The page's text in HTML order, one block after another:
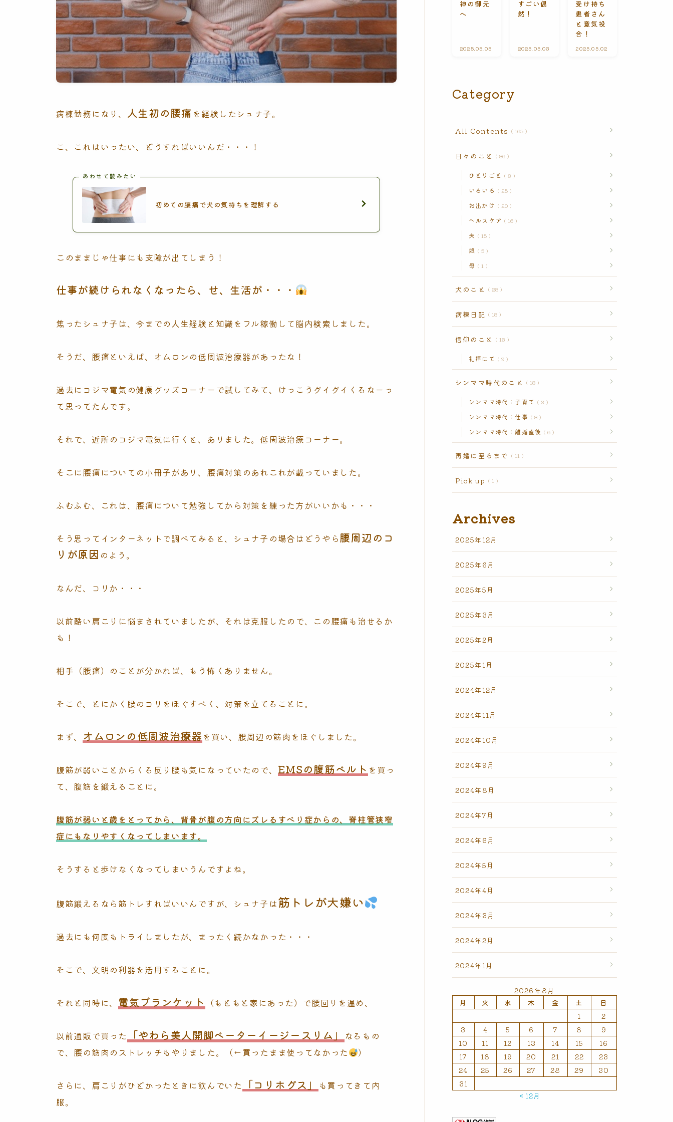
病棟勤務になり、 人生初の腰痛 を経験したシュナ子。
こ、これはいったい、どうすればいいんだ・・・！
あわせて読みたい
初めての腰痛で犬の気持ちを理解する
このままじゃ仕事にも支障が出てしまう！
仕事が続けられなくなったら、せ、生活が・・・
焦ったシュナ子は、今までの人生経験と知識をフル稼働して脳内検索しました。
そうだ、腰痛といえば、オムロンの低周波治療器があったな！
過去にコジマ電気の健康グッズコーナーで試してみて、けっこうグイグイくるなーっ
て思ってたんです。
それで、近所のコジマ電気に行くと、ありました。低周波治療コーナー。
そこに腰痛についての小冊子があり、腰痛対策のあれこれが載っていました。
ふむふむ、これは、腰痛について勉強してから対策を練った方がいいかも・・・
そう思ってインターネットで調べてみると、シュナ子の場合はどうやら腰周辺のコ
リが原因 のよう。
なんだ、コリか・・・
以前酷い肩こりに悩まされていましたが、それは克服したので、この腰痛も治せるか
も！
相手（腰痛）のことが分かれば、もう怖くありません。
そこで、とにかく腰のコリをほぐすべく、対策を立てることに。
まず、 オムロンの低周波治療器 を買い、腰周辺の筋肉をほぐしました。
腹筋が弱いことからくる反り腰も気になっていたので、 EMSの腹筋ベルト を買っ
て、腹筋を鍛えることに。
腹筋が弱いと歳をとってから、背骨が腹の方向にズレるすべり症からの、脊柱管狭窄
症にもなりやすくなってしまいます。
そうすると歩けなくなってしまいうんですよね。
腹筋鍛えるなら筋トレすればいいんですが、シュナ子は筋トレが大嫌い
過去にも何度もトライしましたが、まったく続かなかった・・・
そこで、文明の利器を活用することに。
それと同時に、 電気ブランケット （もともと家にあった）で腰回りを温め、
以前通販で買った 「やわら美人開脚ベーターイージースリム」
なるもの
で、腰の筋肉のストレッチもやりました。（←買ったまま使ってなかった
）
さらに、肩こりがひどかったときに飲んでいた 「コリホグス」
も買ってきて内
服。
神の御元
へ
2025.05.05
t
e
すごい偶
然！
2025.05.03
受け持ち
患者さん
と意気投
合！
2025.05.02
Category
All Contents 165
日々のこと 86
ひとりごと 3
いろいろ 25
お出かけ 20
ヘルスケア 16
夫 15
娘 5
母 1
犬のこと 28
病棟日記 18
信仰のこと 13
礼拝にて 9
シンママ時代のこと 18
シンママ時代：子育て 3
シンママ時代：仕事 8
シンママ時代：離婚直後 6
再婚に至るまで 11
Pick up 1
Archives
2025年12月
2025年6月
2025年5月
2025年3月
2025年2月
2025年1月
2024年12月
2024年11月
2024年10月
2024年9月
2024年8月
2024年7月
2024年6月
2024年5月
2024年4月
2024年3月
2024年2月
2024年1月
2026年8月
月
火 水 木 金 土
日
1
2
3
4 5 6 7 8
9
10
11 12 13 14 15
16
17
18 19 20 21 22
23
24
25 26 27 28 29
30
31
« 12月